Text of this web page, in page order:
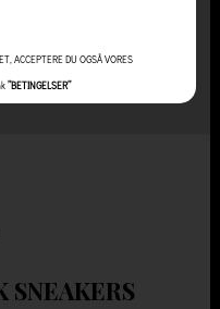
SNEAKERS
ACCEPTERE DU OGSÅ VORES
”BETINGELSER”